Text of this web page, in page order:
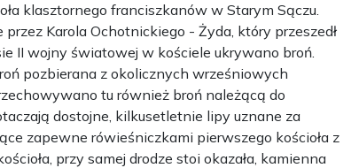
klasztornego franciszkanów w Starym Sączu.
przez Karola Ochotnickiego - Żyda, który przeszedł
II wojny światowej w kościele ukrywano broń.
pozbierana z okolicznych wrześniowych
tu również broń należącą do
dostojne, kilkusetletnie lipy uznane za
zapewne rówieśniczkami pierwszego kościoła z
przy samej drodze stoi okazała, kamienna